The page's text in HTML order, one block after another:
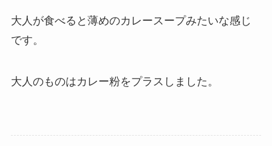
大人が食べると薄めのカレースープみたいな感じ
です。
大人のものはカレー粉をプラスしました。